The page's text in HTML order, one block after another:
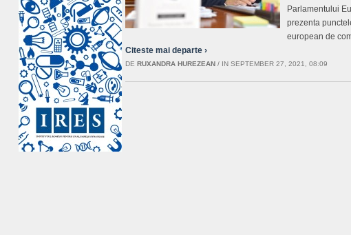
Parlamentului
prezenta
european de
Citeste mai departe ›
DE RUXANDRA HUREZEAN / IN SEPTEMBER 27, 2021, 08:09